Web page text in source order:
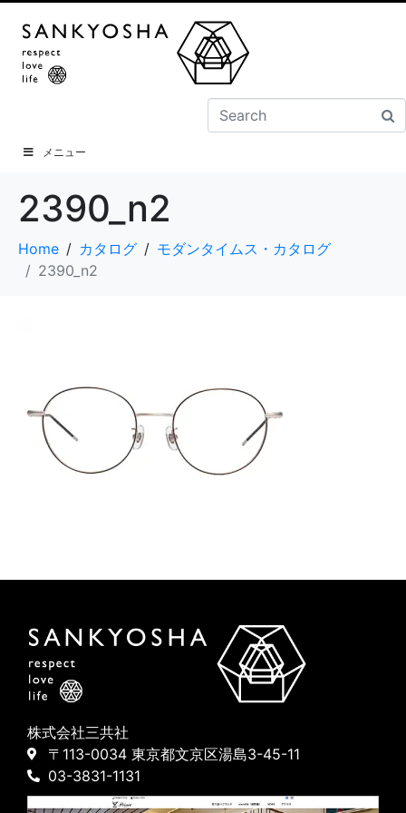
メニュー
2390_n2
Home カタログ
モダンタイムス・カタログ
2390_n2
株式会社三共社
〒113-0034 東京都文京区湯島3-45-11
03-3831-1131